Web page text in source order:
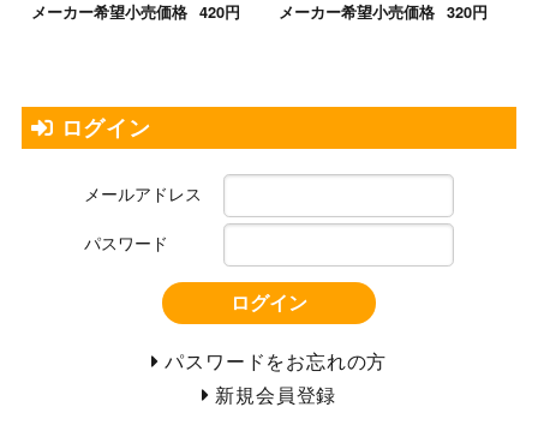
メーカー希望小売価格 420円 メーカー希望小売価格 320円
ログイン
メールアドレス
パスワード
ログイン
パスワードをお忘れの方
新規会員登録